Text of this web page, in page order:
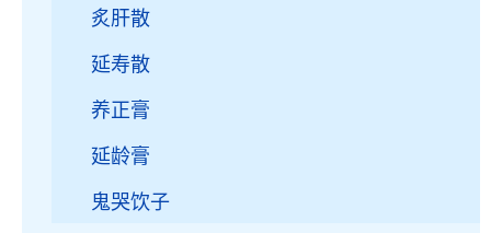
炙肝散
延寿散
养正膏
延龄膏
鬼哭饮子